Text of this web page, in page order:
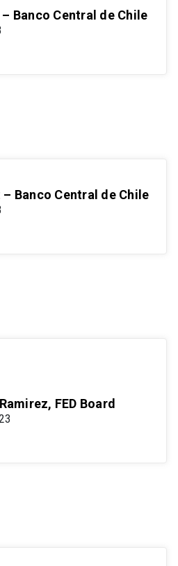
Banco Central de Chile
Banco Central de Chile
FED Board